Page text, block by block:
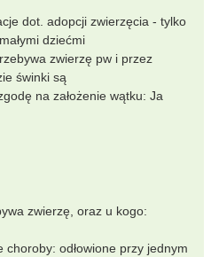
dot. adopcji zwierzęcia - tylko
dziećmi
zwierzę pw i przez
świnki są
na założenie wątku: Ja
zwierzę, oraz u kogo:
odłowione przy jednym